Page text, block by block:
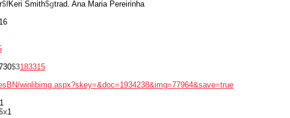
$fKeri Smith$gtrad. Ana Maria Pereirinha
$3183315
winlibimg.aspx?skey=&doc=1934238&img=77964&save=true
1
1